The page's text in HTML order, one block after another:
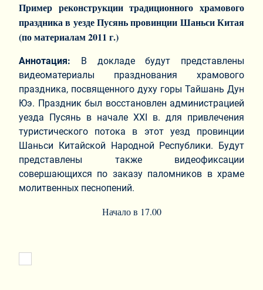
Пример реконструкции традиционного храмового
праздника в уезде Пусянь провинции Шаньси Китая
(по материалам 2011 г.)
Аннотация: В докладе будут представлены
видеоматериалы празднования храмового
праздника, посвященного духу горы Тайшань Дун
Юэ. Праздник был восстановлен администрацией
уезда Пусянь в начале XXI в. для привлечения
туристического потока в этот уезд провинции
Шаньси Китайской Народной Республики. Будут
представлены также видеофиксации
совершающихся по заказу паломников в храме
молитвенных песнопений.
Начало в 17.00